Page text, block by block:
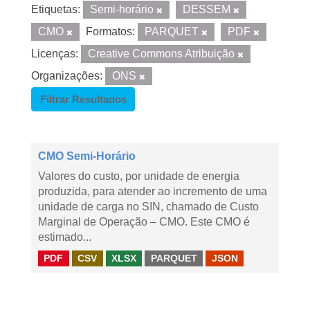
Etiquetas: Semi-horário
DESSEM
CMO
Formatos: PARQUET
PDF
Licenças:
Creative Commons Atribuição
Organizações:
ONS
Filtrar Resultados
CMO Semi-Horário
Valores do custo, por unidade de energia
produzida, para atender ao incremento de uma
unidade de carga no SIN, chamado de Custo
Marginal de Operação – CMO. Este CMO é
estimado...
PDF CSV XLSX PARQUET JSON